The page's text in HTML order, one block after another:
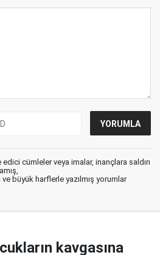
cümleler veya imalar, inançlara saldırı
büyük harflerle yazılmış yorumlar
kavgasına